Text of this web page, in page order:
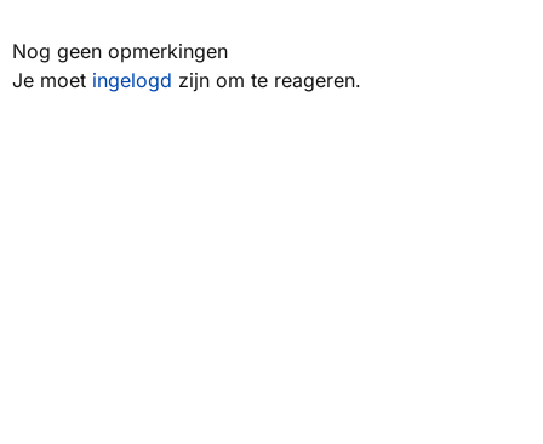
Nog geen opmerkingen
Je moet ingelogd zijn om te reageren.